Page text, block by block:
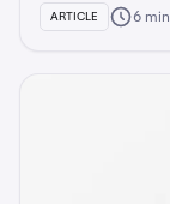
ARTICLE 6 min